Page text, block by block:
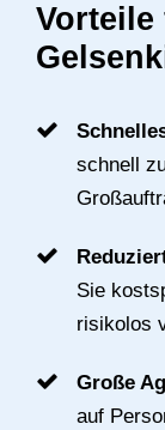
Vorteile
schnell
Sie
risikolos
Große
auf